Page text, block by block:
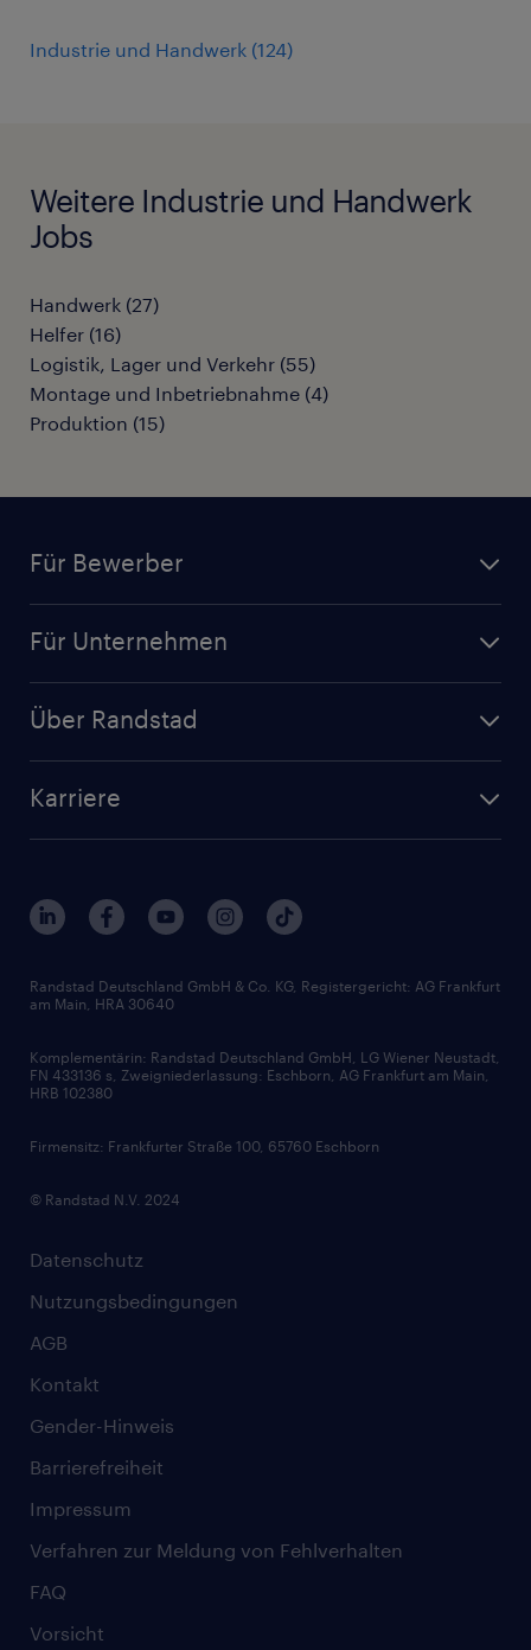
Industrie und Handwerk (124)
Weitere Industrie und Handwerk
Jobs
Handwerk (27)
Helfer (16)
Logistik, Lager und Verkehr (55)
Montage und Inbetriebnahme (4)
Produktion (15)
Für Bewerber
Initiativbewerbung
Randstad Akademie
Für Unternehmen
Branchen
Über Randstad
Interne Karriere
FAQ - Bewerber / Kunden
Zertifikate und Auszeichnungen
Karriere
Berufsprofile
Gehaltsthemen
Bewerbungsratgeber
Soft Skills
Skills
Datenschutz
Nutzungsbedingungen
AGB
Kontakt
Gender-Hinweis
Barrierefreiheit
Impressum
Verfahren zur Meldung von Fehlverhalten
FAQ
Vorsicht
Randstad Deutschland GmbH & Co. KG, Registergericht: AG Frankfurt
am Main, HRA 30640
Komplementärin: Randstad Deutschland GmbH, LG Wiener Neustadt,
FN 433136 s, Zweigniederlassung: Eschborn, AG Frankfurt am Main,
HRB 102380
Firmensitz: Frankfurter Straße 100, 65760 Eschborn
© Randstad N.V. 2024